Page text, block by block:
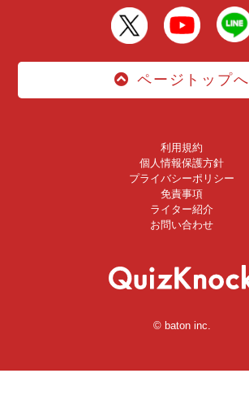
ページトップへ
利用規約
個人情報保護方針
プライバシーポリシー
免責事項
ライター紹介
お問い合わせ
© baton inc.